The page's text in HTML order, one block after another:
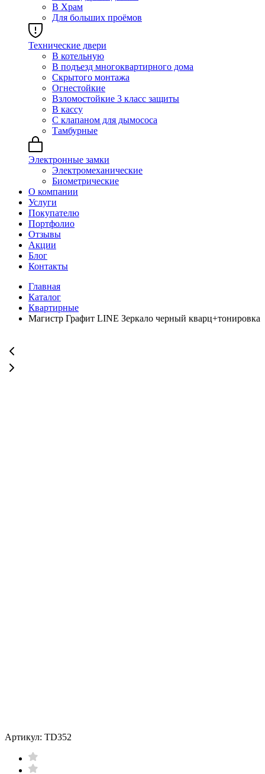
В Храм
Для больших проёмов
Технические двери
В котельную
В подъезд многоквартирного дома
Скрытого монтажа
Огнестойкие
Взломостойкие 3 класс защиты
В кассу
С клапаном для дымососа
Тамбурные
Электронные замки
Электромеханические
Биометрические
О компании
Услуги
Покупателю
Портфолио
Отзывы
Акции
Блог
Контакты
Главная
Каталог
Квартирные
Магистр Графит LINE Зеркало черный кварц+тонировка
Артикул: TD352